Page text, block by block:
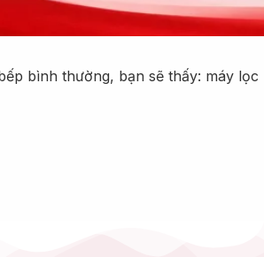
bình thường, bạn sẽ thấy: máy